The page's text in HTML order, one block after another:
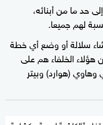
حد ما من أبنائه،
لهم جميعا.
سلالة أو وضع أي خطة
هؤلاء الخلفاء هم على
(هوارد) وبيتر